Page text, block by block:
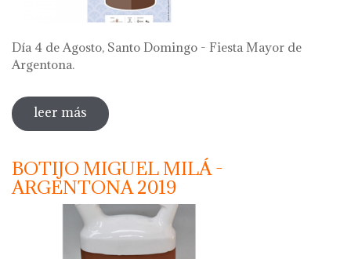
Día 4 de Agosto, Santo Domingo - Fiesta Mayor de
Argentona.
leer más sobre "69 festa del càntir 2019"
BOTIJO MIGUEL MILÁ -
ARGENTONA 2019